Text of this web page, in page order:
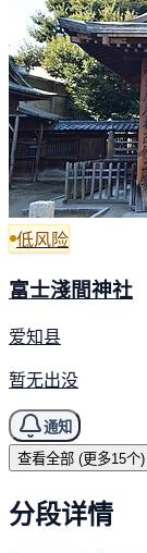
低风险
富士淺間神社
爱知县
暂无出没
通知
查看全部 (更多15个)
分段详情